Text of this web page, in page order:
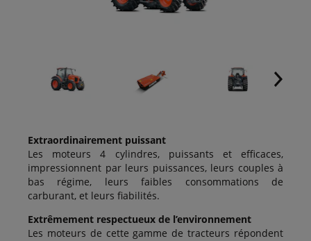
Extraordinairement puissant
Les moteurs 4 cylindres, puissants et efficaces,
impressionnent par leurs puissances, leurs couples à
bas régime, leurs faibles consommations de
carburant, et leurs fiabilités.
Extrêmement respectueux de l’environnement
Les moteurs de cette gamme de tracteurs répondent